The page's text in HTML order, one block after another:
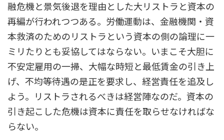
融危機と景気後退を理由とした大リストラと資本の
再編が行われつつある。労働運動は、金融機関・資
本救済のためのリストラという資本の側の論理に一
ミリたりとも妥協してはならない。いまこそ大胆に
不安定雇用の一掃、大幅な時短と最低賃金の引き上
げ、不均等待遇の是正を要求し、経営責任を追及し
よう。リストラされるべきは経営陣なのだ。資本の
引き起こした危機は資本に責任を取らせなければな
らない。